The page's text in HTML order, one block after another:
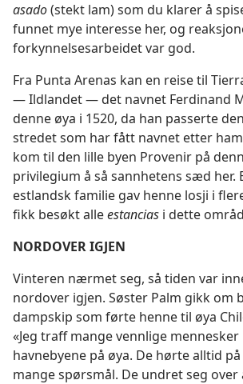
asado(stekt lam) som du klarer å
funnet mye interesse her, og
forkynnelsesarbeidet var god.
Fra Punta Arenas kan en reise til
— Ildlandet — det navnet Ferdinand
denne øya i 1520, da han passerte
stredet som har fått navnet etter
kom til den lille byen Provenir på
privilegium å så sannhetens sæd her.
estlandsk familie gav henne losji i
fikk besøkt alleestancias i dette
NORDOVER IGJEN
Vinteren nærmet seg, så tiden var
nordover igjen. Søster Palm gikk om
dampskip som førte henne til øya
«Jeg traff mange vennlige mennesker
havnebyene på øya. De hørte alltid
mange spørsmål. De undret seg over